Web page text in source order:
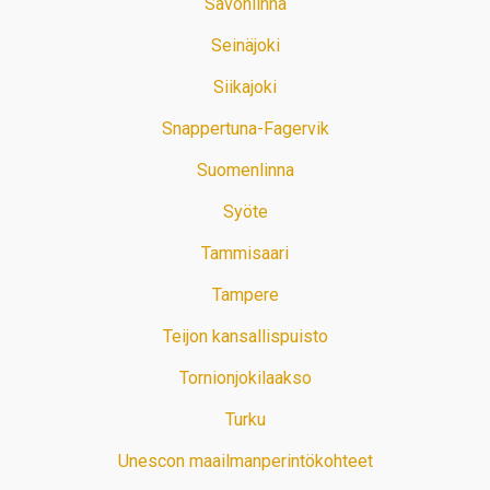
Seinäjoki
Siikajoki
Snappertuna-Fagervik
Suomenlinna
Syöte
Tammisaari
Tampere
Teijon kansallispuisto
Tornionjokilaakso
Turku
Unescon maailmanperintökohteet